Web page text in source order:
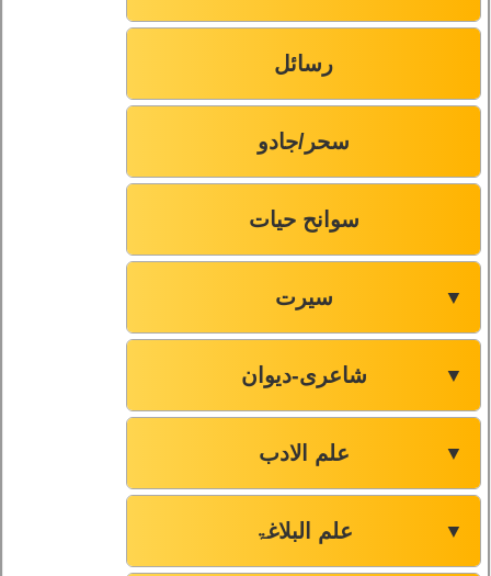
رسائل
سحر/جادو
سوانح حیات
سیرت ▼
شاعری-دیوان ▼
علم الادب ▼
علم البلاغۃ ▼